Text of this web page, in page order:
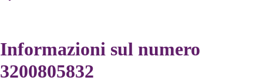
Informazioni sul numero
3200805832